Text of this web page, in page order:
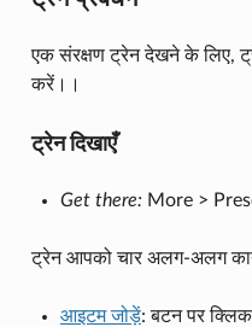
एक संरक्षण ट्रेन देखने के लिए,
करें।।
ट्रेन दिखाएँ
Get there:More >
ट्रेन आपको चार अलग-अलग
आइटम जोड़ें: बटन पर